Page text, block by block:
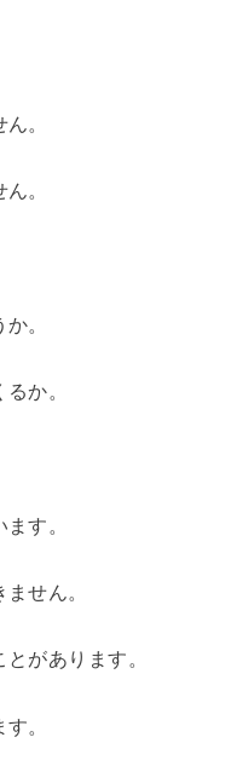
。
。
。
か。
す。
せん。
があります。
。